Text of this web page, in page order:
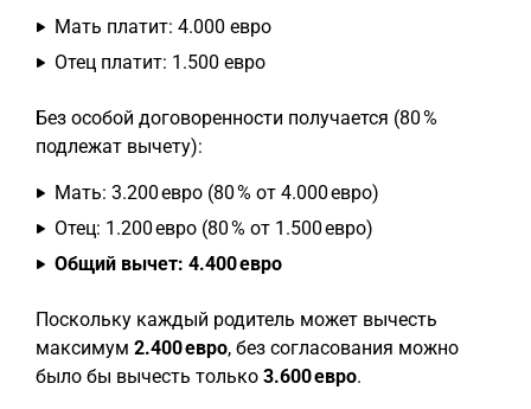
Мать платит: 4.000 евро
Отец платит: 1.500 евро
Без особой договоренности получается (80 %
подлежат вычету):
Мать: 3.200 евро (80 % от 4.000 евро)
Отец: 1.200 евро (80 % от 1.500 евро)
Общий вычет: 4.400 евро
Поскольку каждый родитель может вычесть
максимум 2.400 евро, без согласования можно
было бы вычесть только 3.600 евро.